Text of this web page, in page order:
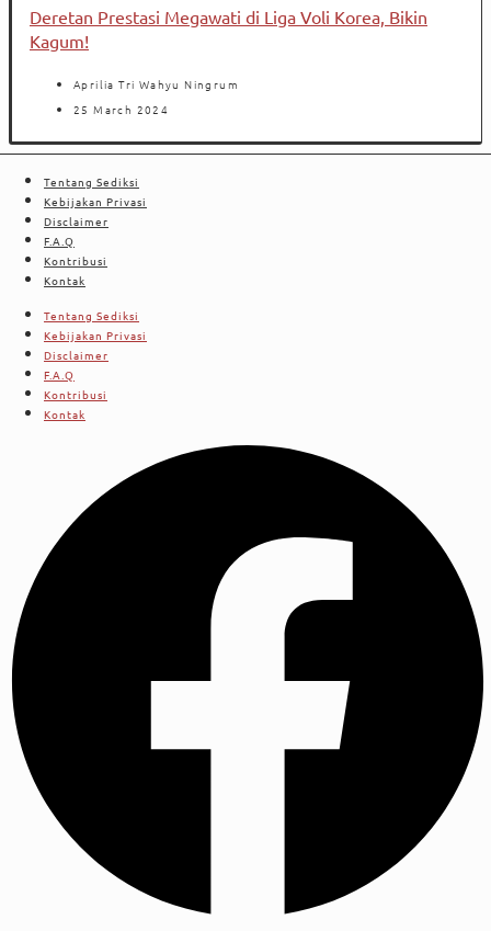
Deretan Prestasi Megawati di Liga Voli Korea, Bikin
Kagum!
Aprilia Tri Wahyu Ningrum
25 March 2024
Tentang Sediksi
Kebijakan Privasi
Disclaimer
F.A.Q
Kontribusi
Kontak
Tentang Sediksi
Kebijakan Privasi
Disclaimer
F.A.Q
Kontribusi
Kontak